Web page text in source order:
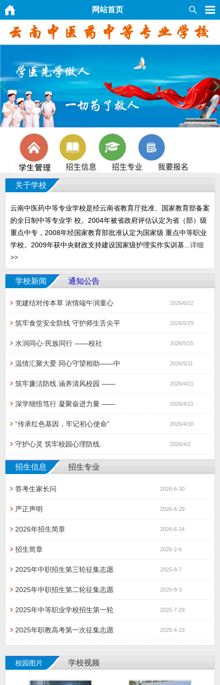
网站首页
关于学校
云南中医药中等专业学校是经云南省教育厅批准、国家教育部备案
的全日制中等专业学 校。2004年被省政府评估认定为省（部）级
重点中专，2008年经国家教育部批准认定为国家级 重点中等职业
学校。2009年获中央财政支持建设国家级护理实作实训基...详细
>>
学校新闻 通知公告
党建结对传本草 浓情端午润童心 2026/6/12
筑牢食堂安全防线 守护师生舌尖平 2026/5/29
水润同心·民族同行 ​——校社 2026/5/15
温情汇聚大爱 同心守望相助——中 2026/5/11
筑牢廉洁防线 涵养清风校园 —— 2026/4/21
深学细悟笃行 凝聚奋进力量 —— 2026/4/21
“传承红色基因，牢记初心使命” 2026/4/10
守护心灵 筑牢校园心理防线 2026/4/2
招生信息 招生专业
答考生家长问 2026-6-30
严正声明 2026-6-29
2026年招生简章 2026-6-24
招生简章 2026-2-6
2025年中职招生第三轮征集志愿 2025-8-7
2025年中职招生第二轮征集志愿 2025-8-3
2025年中等职业学校招生第一轮 2025-7-29
2025年职教高考第一次征集志愿 2025-4-19
校园图片 学校视频